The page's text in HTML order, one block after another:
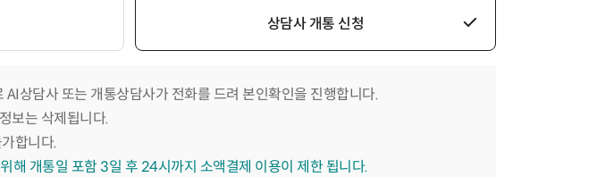
상담사 개통 신청
상담사 또는 개통상담사가 전화를 드려 본인확인을 진행합니다.
보는 삭제됩니다.
합니다.
해 개통일 포함 3일 후 24시까지 소액결제 이용이 제한 됩니다.